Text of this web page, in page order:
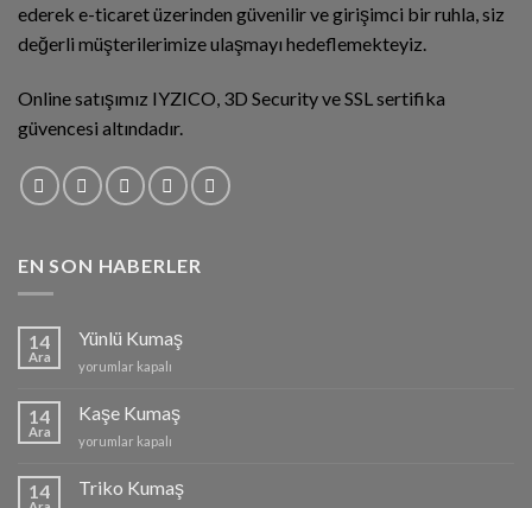
ederek e-ticaret üzerinden güvenilir ve girişimci bir ruhla, siz
değerli müşterilerimize ulaşmayı hedeflemekteyiz.
Online satışımız IYZICO, 3D Security ve SSL sertifika
güvencesi altındadır.
EN SON HABERLER
14
Ara
Yünlü Kumaş
Yünlü
için
yorumlar kapalı
14
Ara
Kaşe Kumaş
Kaşe
için
yorumlar kapalı
14 Triko Kumaş